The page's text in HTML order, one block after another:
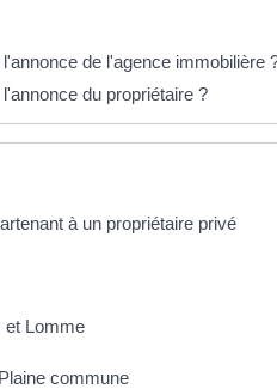
de l'agence immobilière
du propriétaire ?
à un propriétaire privé
et Lomme
commune